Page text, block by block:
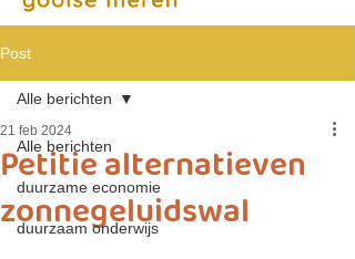
Post
Alle berichten
duurzame economie
duurzaam onderwijs
Alle berichten
Petitie alternatieven
zonnegeluidswal
21 feb 2024